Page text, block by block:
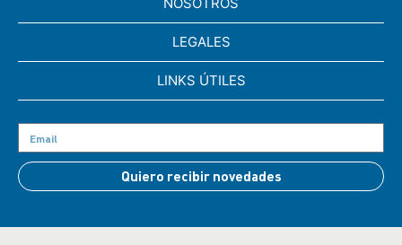
LEGALES
LINKS ÚTILES
Quiero recibir novedades